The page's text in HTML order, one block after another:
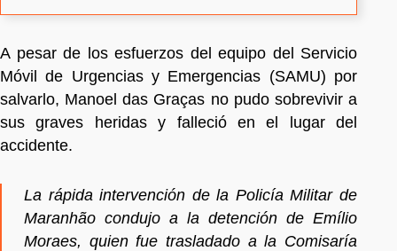
A pesar de los esfuerzos del equipo del Servicio
Móvil de Urgencias y Emergencias (SAMU) por
salvarlo, Manoel das Graças no pudo sobrevivir a
sus graves heridas y falleció en el lugar del
accidente.
La rápida intervención de la Policía Militar de
Maranhão condujo a la detención de Emílio
Moraes, quien fue trasladado a la Comisaría